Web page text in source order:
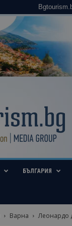
БЪЛГАРИЯ
Варна
Леонардо